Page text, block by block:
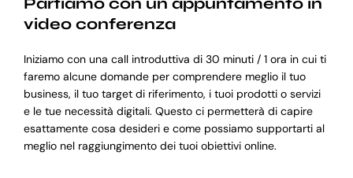
video conferenza
Iniziamo con una call introduttiva di 30 minuti / 1 ora in cui ti
faremo alcune domande per comprendere meglio il tuo
business, il tuo target di riferimento, i tuoi prodotti o servizi
e le tue necessità digitali. Questo ci permetterà di capire
esattamente cosa desideri e come possiamo supportarti al
meglio nel raggiungimento dei tuoi obiettivi online.